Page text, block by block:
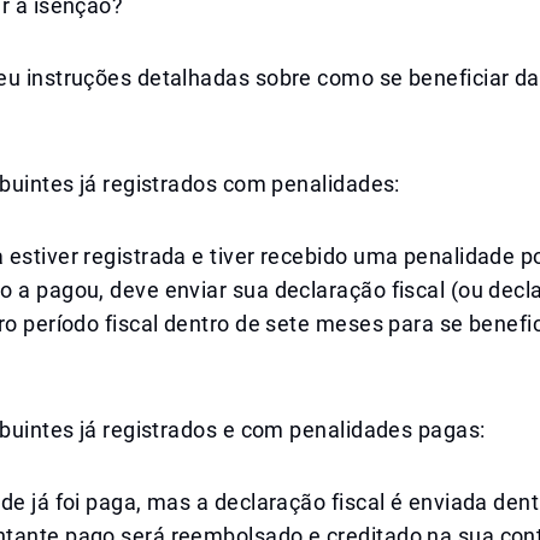
a isenção?
instruções detalhadas sobre como se beneficiar
já registrados com penalidades:
estiver registrada e tiver recebido uma penalidade
a pagou, deve enviar sua declaração fiscal (ou
período fiscal dentro de sete meses para se
já registrados e com penalidades pagas:
já foi paga, mas a declaração fiscal é enviada